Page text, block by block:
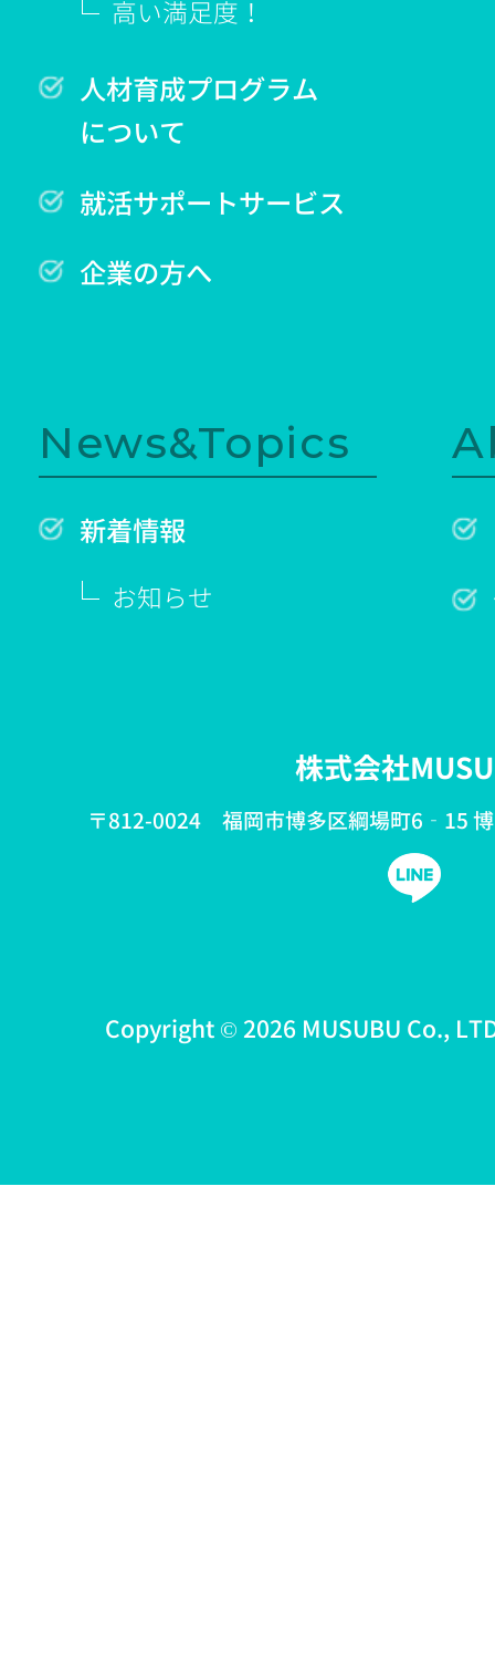
高い満足度！
人材育成プログラム
について
就活サポートサービス
企業の方へ
News&Topics
新着情報
お知らせ
株式会社
〒812-0024 福岡市博多区綱場町6‐15
Copyright © 2026 MUSUBU Co.,